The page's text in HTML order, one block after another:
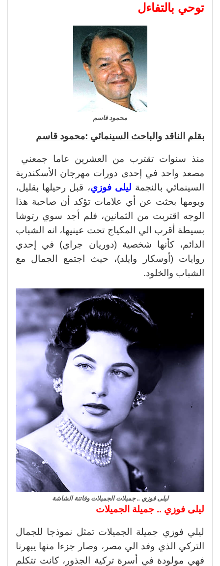
توحي بالتفاءل
محمود قاسم
بقلم الناقد والباحث السينمائي :محمود قاسم
منذ سنوات تقترب من العشرين عاما جمعني
مصعد واحد في إحدى دورات مهرجان الأسكندرية
السينمائي بالنجمة ليلى فوزي، قبل رحيلها بقليل،
ويومها بحثت عن أي علامات تؤكد أن صاحبة هذا
الوجه اقتربت من الثمانين، فلم أجد سوي رتوشا
بسيطة أقرب الي المكياج تحت عينيها، انه الشباب
الدائم، كأنها شخصية (دوريان جراي) في إحدي
روايات (أوسكار وايلد)، حيث اجتمع الجمال مع
الشباب والخلود.
ليلى فوزي .. جميلات الجميلات وفاتنة الشاشة
ليلى فوزي .. جميلة الجميلات
ليلي فوزي جميلة الجميلات تمثل نموذجا للجمال
التركي الذي وفد الي مصر، وصار جزءا منها يبهرنا
فهي مولودة في أسرة تركية الجذور، كانت تتكلم